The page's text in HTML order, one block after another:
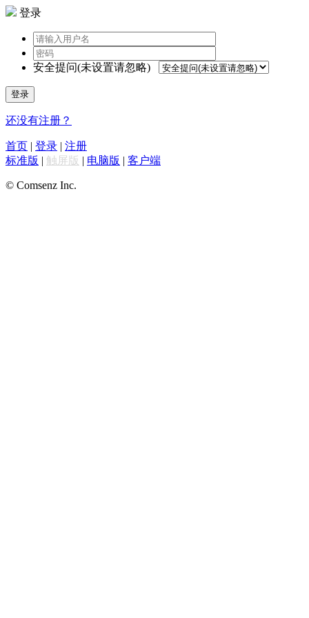
登录
安全提问(未设置请忽略)
登录
还没有注册？
首页 | 登录 | 注册
标准版 | 触屏版 | 电脑版 | 客户端
© Comsenz Inc.